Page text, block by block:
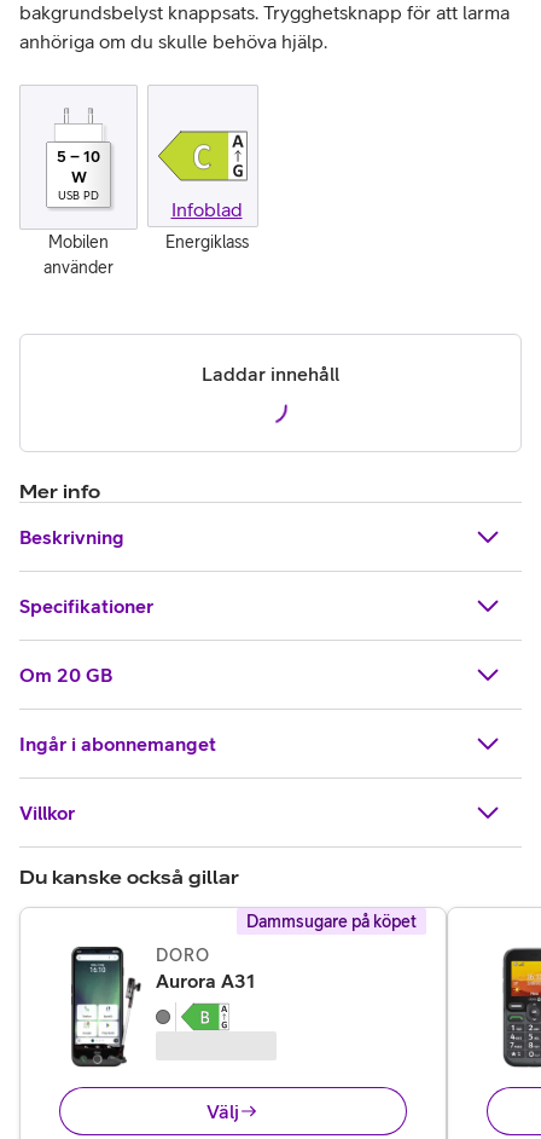
bakgrundsbelyst knappsats. Trygghetsknapp för att larma
anhöriga om du skulle behöva hjälp.
Mobilen
använder
5 – 10
W
USB PD
Energiklass
Infoblad
Laddar innehåll
Mer info
Beskrivning
Specifikationer
Om 20 GB
Ingår i abonnemanget
Villkor
Du kanske också gillar
Dammsugare på köpet
DORO
Aurora A31
Välj